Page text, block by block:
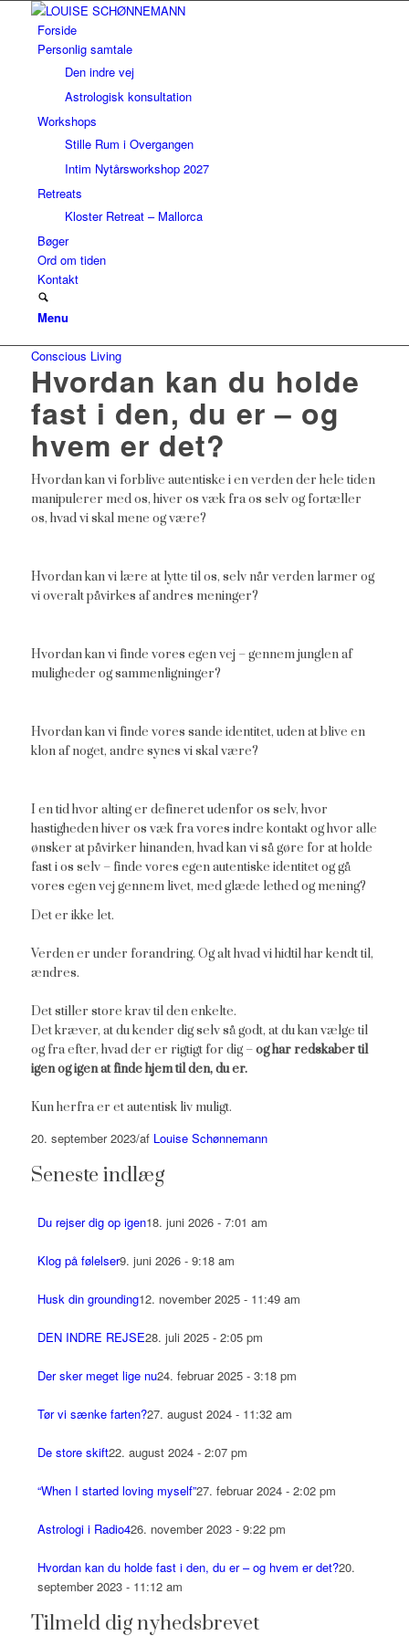
Forside
Personlig samtale
Den indre vej
Astrologisk konsultation
Workshops
Stille Rum i Overgangen
Intim Nytårsworkshop 2027
Retreats
Kloster Retreat – Mallorca
Bøger
Ord om tiden
Kontakt
Menu
Conscious Living
Hvordan kan du holde
fast i den, du er – og
hvem er det?
Hvordan kan vi forblive autentiske i en verden der hele tiden
manipulerer med os, hiver os væk fra os selv og fortæller
os, hvad vi skal mene og være?
Hvordan kan vi lære at lytte til os, selv når verden larmer og
vi overalt påvirkes af andres meninger?
Hvordan kan vi finde vores egen vej – gennem junglen af
muligheder og sammenligninger?
Hvordan kan vi finde vores sande identitet, uden at blive en
klon af noget, andre synes vi skal være?
I en tid hvor alting er defineret udenfor os selv, hvor
hastigheden hiver os væk fra vores indre kontakt og hvor alle
ønsker at påvirker hinanden, hvad kan vi så gøre for at holde
fast i os selv – finde vores egen autentiske identitet og gå
vores egen vej gennem livet, med glæde lethed og mening?
Det er ikke let.
Verden er under forandring. Og alt hvad vi hidtil har kendt til,
ændres.
Det stiller store krav til den enkelte.
Det kræver, at du kender dig selv så godt, at du kan vælge til
og fra efter, hvad der er rigtigt for dig –og har redskaber til
igen og igen at finde hjem til den, du er.
Kun herfra er et autentisk liv muligt.
20. september 2023/af Louise Schønnemann
Seneste indlæg
Du rejser dig op igen18. juni 2026 - 7:01 am
Klog på følelser9. juni 2026 - 9:18 am
Husk din grounding12. november 2025 - 11:49 am
DEN INDRE REJSE28. juli 2025 - 2:05 pm
Der sker meget lige nu24. februar 2025 - 3:18 pm
Tør vi sænke farten?27. august 2024 - 11:32 am
De store skift22. august 2024 - 2:07 pm
“When I started loving myself”27. februar 2024 - 2:02 pm
Astrologi i Radio426. november 2023 - 9:22 pm
Hvordan kan du holde fast i den, du er – og hvem er det?20.
september 2023 - 11:12 am
Tilmeld dig nyhedsbrevet